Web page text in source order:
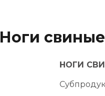
Ноги свиные
НОГИ